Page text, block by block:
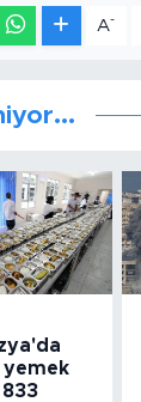
A-
yemek
833